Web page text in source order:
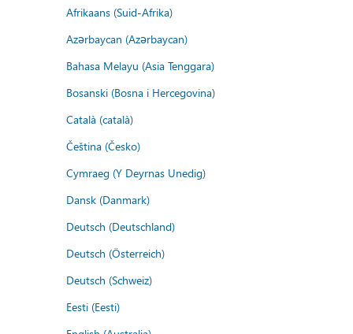
Afrikaans (Suid-Afrika)
Azərbaycan (Azərbaycan)
Bahasa Melayu (Asia Tenggara)
Bosanski (Bosna i Hercegovina)
Català (català)
Čeština (Česko)
Cymraeg (Y Deyrnas Unedig)
Dansk (Danmark)
Deutsch (Deutschland)
Deutsch (Österreich)
Deutsch (Schweiz)
Eesti (Eesti)